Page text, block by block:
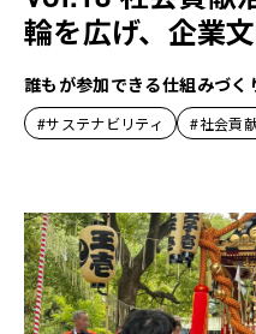
技術情報
IR情報
ニュース
採用情報
輪を広げ、企業
誰もが参加できる仕組みづく
#サステナビリティ #社会貢